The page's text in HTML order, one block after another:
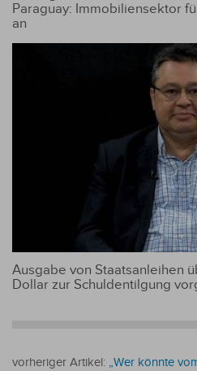
Paraguay: Immobiliensektor
an
Ausgabe von Staatsanleihen
Dollar zur Schuldentilgung
vorheriger Artikel: „Wer könnte